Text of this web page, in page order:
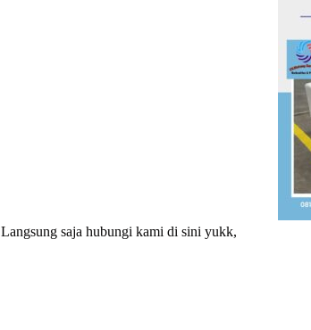
Langsung saja hubungi kami di sini yukk,